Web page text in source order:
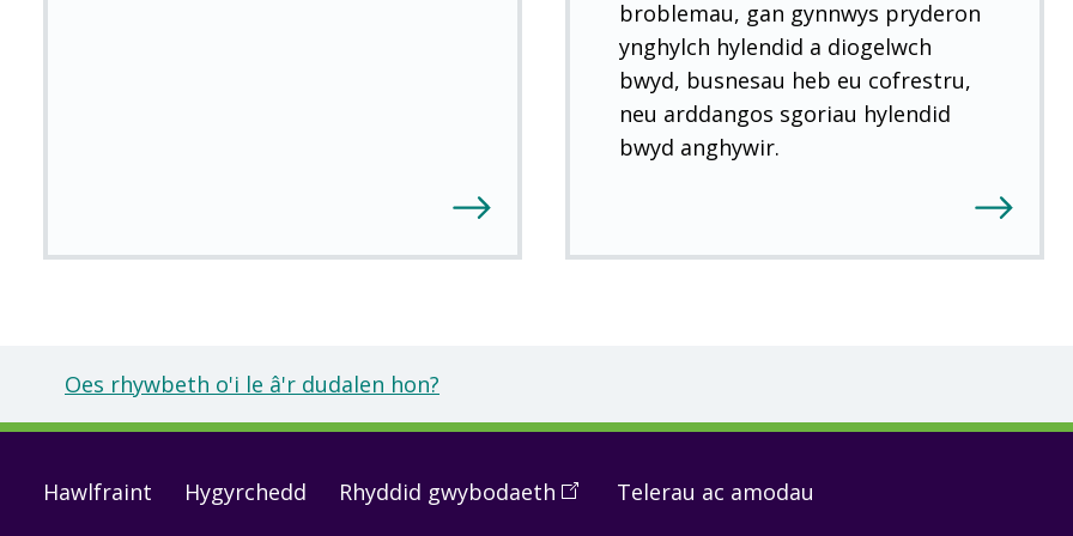
broblemau, gan gynnwys pryderon
ynghylch hylendid a diogelwch
bwyd, busnesau heb eu cofrestru,
neu arddangos sgoriau hylendid
bwyd anghywir.
Oes rhywbeth o'i le â'r dudalen hon?
Footer
Hawlfraint Hygyrchedd Rhyddid gwybodaeth (OpenTelerau ac amodau